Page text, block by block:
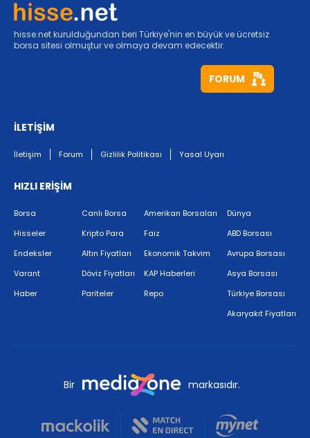
hisse.net kurulduğundan beri Türkiye'nin en büyük ve ücretsiz
borsa sitesi olmuştur ve olmaya devam edecektir.
FORUM
İLETİŞİM
İletişim Forum Gizlilik Politikası Yasal Uyarı
HIZLI ERİŞİM
Borsa
Hisseler
Endeksler
Varant
Haber
Canlı Borsa
Kripto Para
Altın Fiyatları
Döviz Fiyatları
Pariteler
Amerikan Borsaları
Faiz
Ekonomik Takvim
KAP Haberleri
Repo
Dünya
ABD Borsası
Avrupa Borsası
Asya Borsası
Türkiye Borsası
Akaryakıt Fiyatları
Bir markasıdır.